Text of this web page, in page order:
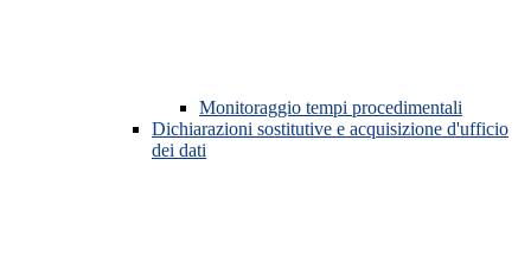
Monitoraggio tempi procedimentali
Dichiarazioni sostitutive e acquisizione d'ufficio
dei dati